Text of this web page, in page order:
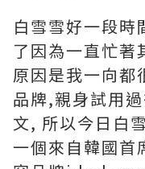
白雪雪好一段
了因為一直忙著
原因是我一向都
品牌,親身試用
文, 所以今日白
一個來自韓國首